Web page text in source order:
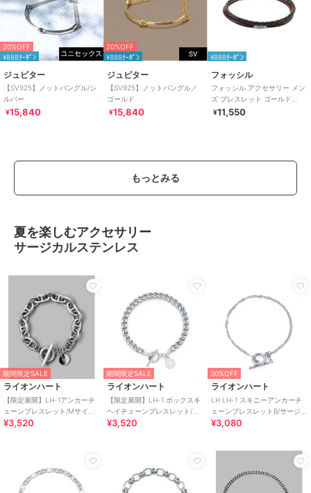
パーティー・結婚式・二次会
セレモニー・入学式・卒業式
/
服）
ブレスレット・バングル
シルバー系 / その他モチーフアク
セ
/パーティー・結婚式・二次会
/ セレモニー・入学式・卒業式/
20%OFF
¥888ｸｰﾎﾟﾝ
ジュピター
【SV925】ノットバングル/シ
ルバー
¥15,840
20%OFF
¥888ｸｰﾎﾟﾝ
ジュピター
【SV925】ノットバングル／
ゴールド
¥15,840
¥888ｸｰﾎﾟﾝ
フォッシル
フォッシル アクセサリー メン
ズ ブレスレット ゴールド
JF04702040
¥11,550
もっとみる
夏を楽しむアクセサリー
サージカルステンレス
期間限定SALE
ライオンハート
【限定展開】LH-1アンカーチ
ェーンブレスレット/Mサイズ/
サージカルステンレス 金属ア
¥3,520
期間限定SALE
ライオンハート
【限定展開】LH-1 ボックスキ
ヘイチェーンブレスレット/サ
ージカルステンレス金属アレ
¥3,520
30%OFF
ライオンハート
LH LH-1 スキニーアンカーチ
ェーンブレスレットB/サージカ
ルステンレス 金属アレルギー
¥3,080